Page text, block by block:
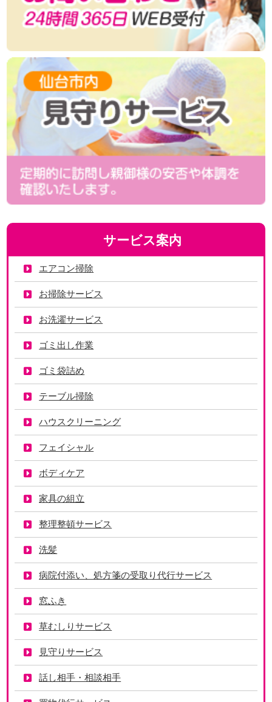
サービス案内
エアコン掃除
お掃除サービス
お洗濯サービス
ゴミ出し作業
ゴミ袋詰め
テーブル掃除
ハウスクリーニング
フェイシャル
ボディケア
家具の組立
整理整頓サービス
洗髪
病院付添い、処方箋の受取り代行サービス
窓ふき
草むしりサービス
見守りサービス
話し相手・相談相手